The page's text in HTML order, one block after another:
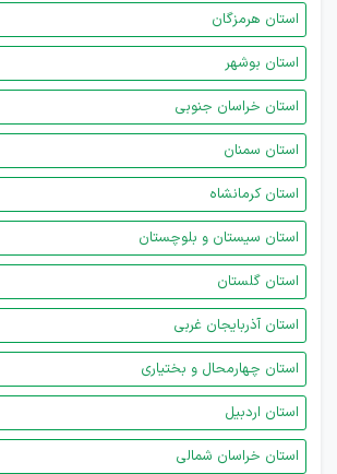
استان هرمزگان
استان بوشهر
استان خراسان جنوبی
استان سمنان
استان کرمانشاه
استان سیستان و بلوچستان
استان گلستان
استان آذربایجان غربی
استان چهارمحال و بختیاری
استان اردبیل
استان خراسان شمالی